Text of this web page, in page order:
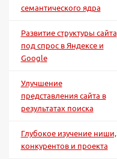
семантического ядра
Развитие структуры сайта
под спрос в Яндексе и
Google
Улучшение
представления сайта в
результатах поиска
Глубокое изучение ниши,
конкурентов и проекта